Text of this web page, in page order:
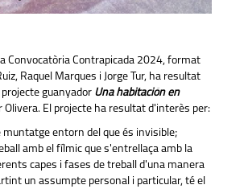
Convocatòria Contrapicada 2024, format
Raquel Marques i Jorge Tur, ha resultat
guanyador Una habitación en
Olivera. El projecte ha resultat d'interès per:
muntatge entorn del que és invisible;
amb el fílmic que s'entrellaça amb la
capes i fases de treball d'una manera
un assumpte personal i particular, té el